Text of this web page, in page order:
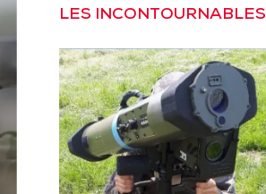
LES INCONTOURNABLES